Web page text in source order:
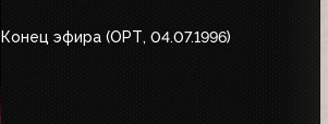
Конец эфира (ОРТ, 04.07.1996)